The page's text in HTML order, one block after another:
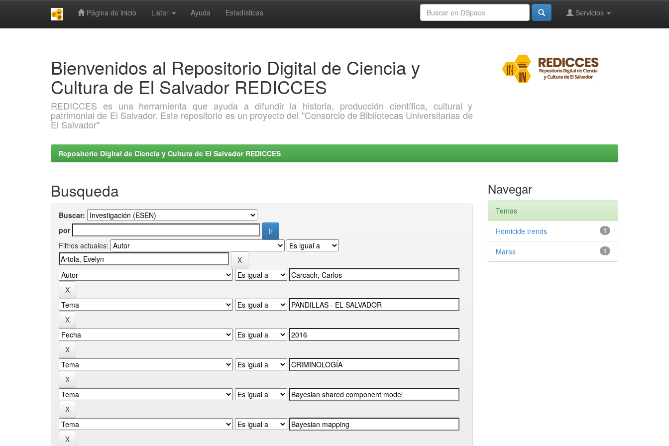
Página de inicio Listar Ayuda Estadísticas Servicios
Bienvenidos al Repositorio Digital de Ciencia y
Cultura de El Salvador REDICCES
REDICCES es una herramienta que ayuda a difundir la historia, producción científica, cultural y
patrimonial de El Salvador. Este repositorio es un proyecto del "Consorcio de Bibliotecas Universitarias de
El Salvador"
Repositorio Digital de Ciencia y Cultura de El Salvador REDICCES
Busqueda
Buscar:
por
Filtros actuales:
Navegar
Temas
1
Homicide trends
1
Maras